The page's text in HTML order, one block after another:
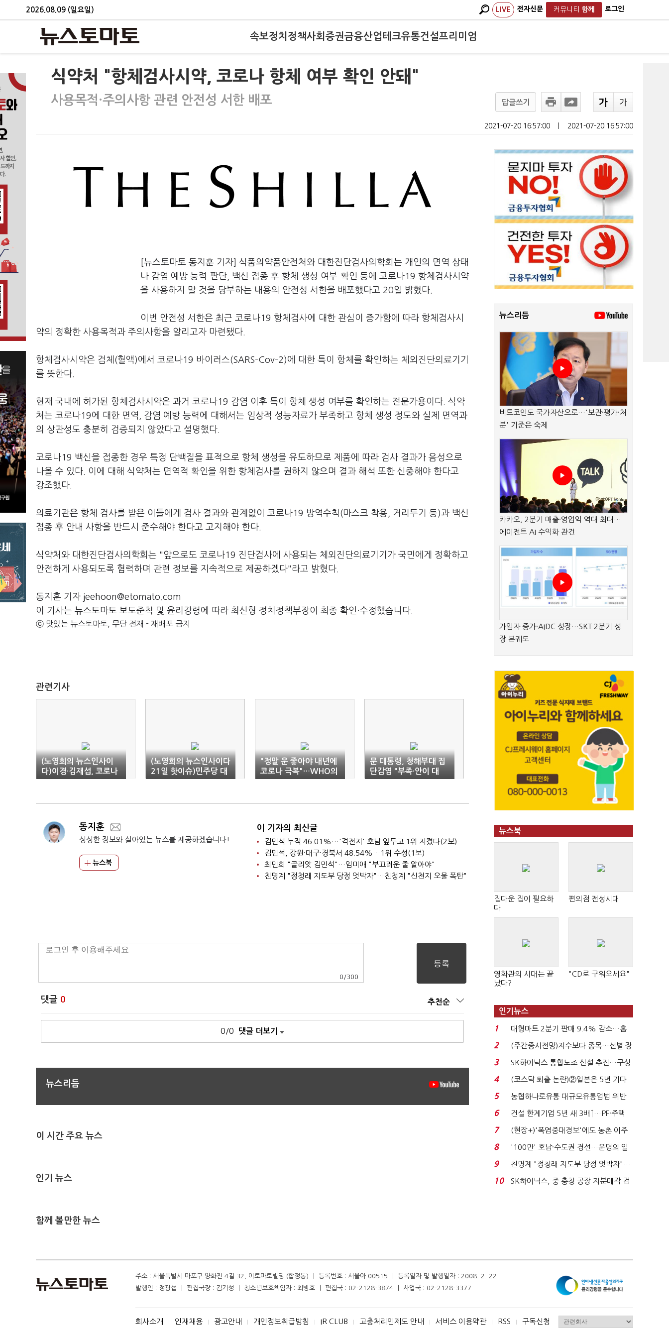
2026.08.09 (일요일) LIVE 전자신문 커뮤니티 함께 로그인
속보정치 정책사회 증권금융산업테크유통건설프리미엄
식약처 "항체검사시약, 코로나 항체 여부 확인 안돼"
사용목적·주의사항 관련 안전성 서한 배포 답글쓰기
2021-07-20 16:57:00 2021-07-20 16:57:00
[뉴스토마토 동지훈 기자] 식품의약품안전처와 대한진단검사의학회는 개인의 면역 상태
나 감염 예방 능력 판단, 백신 접종 후 항체 생성 여부 확인 등에 코로나19 항체검사시약
을 사용하지 말 것을 당부하는 내용의 안전성 서한을 배포했다고 20일 밝혔다.
이번 안전성 서한은 최근 코로나19 항체검사에 대한 관심이 증가함에 따라 항체검사시
약의 정확한 사용목적과 주의사항을 알리고자 마련됐다.
항체검사시약은 검체(혈액)에서 코로나19 바이러스(SARS-Cov-2)에 대한 특이 항체를 확인하는 체외진단의료기기
를 뜻한다.
현재 국내에 허가된 항체검사시약은 과거 코로나19 감염 이후 특이 항체 생성 여부를 확인하는 전문가용이다. 식약
처는 코로나19에 대한 면역, 감염 예방 능력에 대해서는 임상적 성능자료가 부족하고 항체 생성 정도와 실제 면역과
의 상관성도 충분히 검증되지 않았다고 설명했다.
코로나19 백신을 접종한 경우 특정 단백질을 표적으로 항체 생성을 유도하므로 제품에 따라 검사 결과가 음성으로
나올 수 있다. 이에 대해 식약처는 면역적 확인을 위한 항체검사를 권하지 않으며 결과 해석 또한 신중해야 한다고
강조했다.
의료기관은 항체 검사를 받은 이들에게 검사 결과와 관계없이 코로나19 방역수칙(마스크 착용, 거리두기 등)과 백신
접종 후 안내 사항을 반드시 준수해야 한다고 고지해야 한다.
식약처와 대한진단검사의학회는 "앞으로도 코로나19 진단검사에 사용되는 체외진단의료기기가 국민에게 정확하고
안전하게 사용되도록 협력하며 관련 정보를 지속적으로 제공하겠다"라고 밝혔다.
동지훈 기자 jeehoon@etomato.com
이 기사는 뉴스토마토 보도준칙 및 윤리강령에 따라 최신형 정치정책부장이 최종 확인·수정했습니다.
ⓒ 맛있는 뉴스토마토, 무단 전재 - 재배포 금지
관련기사
(노영희의 뉴스인사이
다)이경·김재섭, 코로나
방역 "정치권 남 탓 안
(노영희의 뉴스인사이다
21일 핫이슈)민주당 대
선 경선 향방은?
"정말 운 좋아야 내년에
코로나 극복"…WHO의
비관적 전망
문 대통령, 청해부대 집
단감염 "부족·안이 대
처" 유감(종합)
동지훈
싱싱한 정보와 살아있는 뉴스를 제공하겠습니다!
뉴스북
이 기자의 최신글
김민석 누적 46.01%…'격전지' 호남 앞두고 1위 지켰다(2보)
김민석, 강원·대구·경북서 48.54%…1위 수성(1보)
최민희 "골리앗 김민석"…임미애 "부끄러운 줄 알아야"
친명계 "정청래 지도부 당정 엇박자"…친청계 "신천지 오물 폭탄"
0 /300
댓글 0 추천순
0/0 댓글 더보기
뉴스리듬
이 시간 주요 뉴스
인기 뉴스
함께 볼만한 뉴스
뉴스리듬
비트코인도 국가자산으로…'보관·평가·처
분' 기준은 숙제
카카오, 2분기 매출·영업익 역대 최대…
에이전트 AI 수익화 관건
가입자 증가·AIDC 성장…SKT 2분기 성
장 본궤도
뉴스북
집다운 집이 필요하
다
편의점 전성시대
영화관의 시대는 끝
났다?
"CD로 구워오세요"
인기뉴스
1
대형마트 2분기 판매 9.4% 감소…홈
플러스 사태 여파...
2
(주간증시전망)지수보다 종목…선별 장
세 이어진다...
3
SK하이닉스 통합노조 신설 추진…구성
원 간 성과급 불...
4
(코스닥 퇴출 논란)②일본은 5년 기다
려주는데 우리는 ...
5
농협하나로유통 대규모유통업법 위반
적발…공정위, 과...
6
건설 한계기업 5년 새 3배↑…PF·주택
침체에 재무 ...
7
(현장+)'폭염중대경보'에도 농촌 이주
노동자는 강행군…'야...
8
'100만' 호남·수도권 경선…운명의 일
주일
9
친명계 "정청래 지도부 당정 엇박자"…
친청계 "신천지 오...
10
SK하이닉스, 중 충칭 공장 지분매각 검
주소 : 서울특별시 마포구 양화진 4길 32, 이토마토빌딩 (합정동) ㅣ 등록번호 : 서울아 00515 ㅣ 등록일자 및 발행일자 : 2008. 2. 22
발행인 : 정광섭 ㅣ 편집국장 : 김기성 ㅣ 청소년보호책임자 : 최병호 ㅣ 편집국 : 02-2128-3874 ㅣ 사업국 : 02-2128-3377
회사소개 I 인재채용 I 광고안내 I 개인정보취급방침 I IR CLUB I 고충처리인제도 안내 I 서비스 이용약관 I RSS I 구독신청